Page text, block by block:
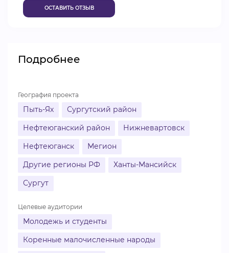
ОСТАВИТЬ ОТЗЫВ
Подробнее
География проекта
Пыть-Ях
Сургутский район
Нефтеюганский район
Нижневартовск
Нефтеюганск
Мегион
Другие регионы РФ
Ханты-Мансийск
Сургут
Целевые аудитории
Молодежь и студенты
Коренные малочисленные народы